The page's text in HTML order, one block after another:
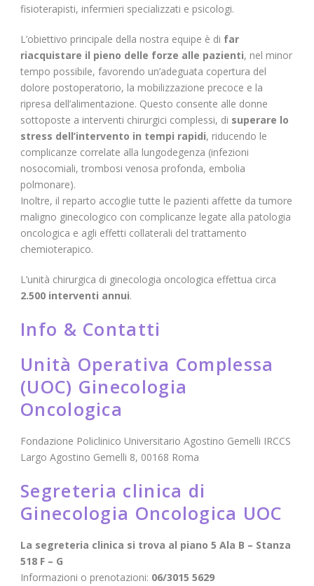
fisioterapisti, infermieri specializzati e psicologi.
L’obiettivo principale della nostra equipe è di far
riacquistare il pieno delle forze alle pazienti, nel minor
tempo possibile, favorendo un’adeguata copertura del
dolore postoperatorio, la mobilizzazione precoce e la
ripresa dell’alimentazione. Questo consente alle donne
sottoposte a interventi chirurgici complessi, di superare lo
stress dell’intervento in tempi rapidi, riducendo le
complicanze correlate alla lungodegenza (infezioni
nosocomiali, trombosi venosa profonda, embolia
polmonare).
Inoltre, il reparto accoglie tutte le pazienti affette da tumore
maligno ginecologico con complicanze legate alla patologia
oncologica e agli effetti collaterali del trattamento
chemioterapico.
L’unità chirurgica di ginecologia oncologica effettua circa
2.500 interventi annui.
Info & Contatti
Unità Operativa Complessa
(UOC) Ginecologia
Oncologica
Fondazione Policlinico Universitario Agostino Gemelli IRCCS
Largo Agostino Gemelli 8, 00168 Roma
Segreteria clinica di
Ginecologia Oncologica UOC
La segreteria clinica si trova al piano 5 Ala B – Stanza
518 F – G
Informazioni o prenotazioni: 06/3015 5629